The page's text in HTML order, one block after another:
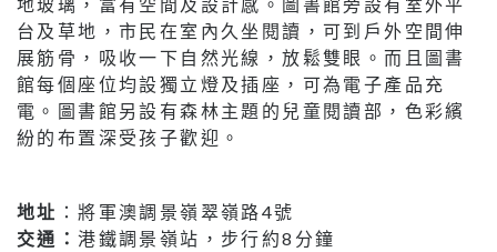
台及草地，市民在室內久坐閱讀，可到戶外空間伸
展筋骨，吸收一下自然光線，放鬆雙眼。而且圖書
館每個座位均設獨立燈及插座，可為電子產品充
電。圖書館另設有森林主題的兒童閱讀部，色彩繽
紛的布置深受孩子歡迎。
地址 ：將軍澳調景嶺翠嶺路4號
交通：港鐵調景嶺站，步行約8分鐘